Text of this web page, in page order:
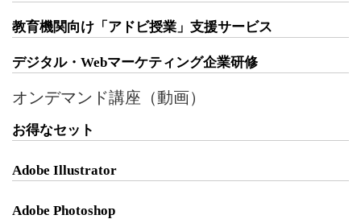
教育機関向け「アドビ授業」支援サービス
デジタル・Webマーケティング企業研修
オンデマンド講座（動画）
お得なセット
Adobe Illustrator
Adobe Photoshop